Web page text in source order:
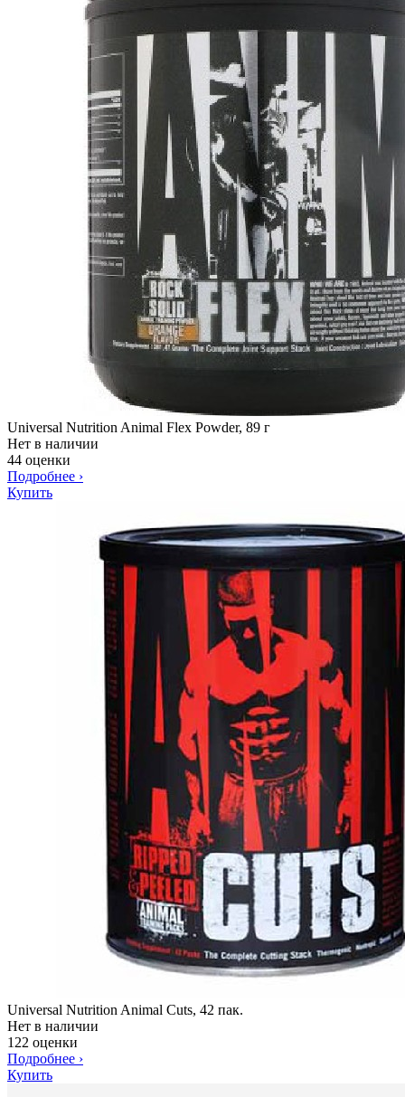
Universal Nutrition Animal Flex Powder, 89 г
Нет в наличии
44 оценки
Подробнее ›
Купить
Universal Nutrition Animal Cuts, 42 пак.
Нет в наличии
122 оценки
Подробнее ›
Купить